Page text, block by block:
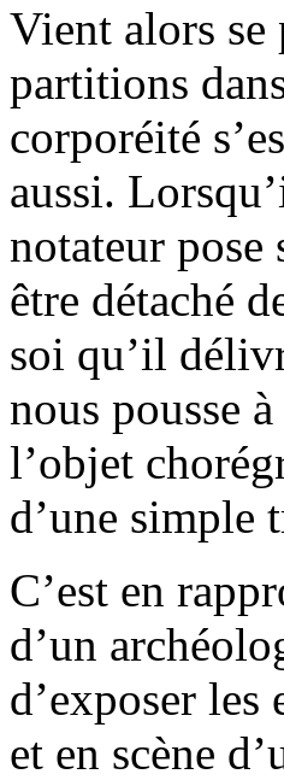
Vient alors se
partitions
corporéité
aussi.
notateur pose
être détaché
soi qu’il
nous pousse
l’objet
d’une simple
C’est en
d’un
d’exposer
et en scène